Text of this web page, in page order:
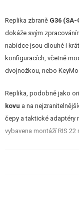
NOVINKY
SLEVY, AKCE
KONTAKT
Replika zbraně G36 (SA-
dokáže svým
nabídce jsou dlouhé i
konfiguracích, včetně
dvojnožkou, nebo
Replika, podobně jako
kovu a na
čepy a taktické adaptéry
vybavena montáží RIS
Replika je vybavena